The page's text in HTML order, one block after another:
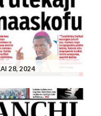
28, 2024